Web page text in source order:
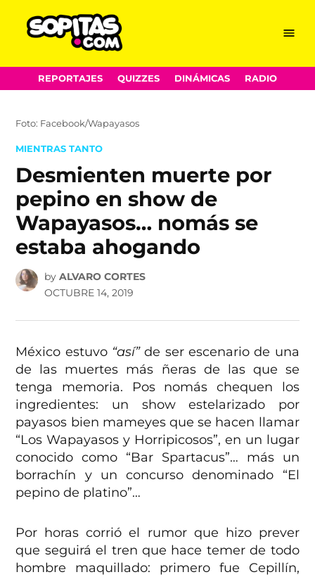
Skip
to
Menu
REPORTAJES QUIZZES DINÁMICAS RADIO
Foto: Facebook/Wapayasos
POSTED
MIENTRAS TANTO
Desmienten muerte por
pepino en show de
Wapayasos… nomás se
estaba ahogando
by ALVARO CORTES
OCTUBRE 14, 2019
México estuvo “así”de ser escenario de una
de las muertes más ñeras de las que se
tenga memoria. Pos nomás chequen los
ingredientes: un show estelarizado por
payasos bien mameyes que se hacen llamar
“Los Wapayasos y Horripicosos”, en un lugar
conocido como “Bar Spartacus”… más un
borrachín y un concurso denominado “El
pepino de platino”…
Por horas corrió el rumor que hizo prever
que seguirá el tren que hace temer de todo
hombre maquillado: primero fue Cepillín,